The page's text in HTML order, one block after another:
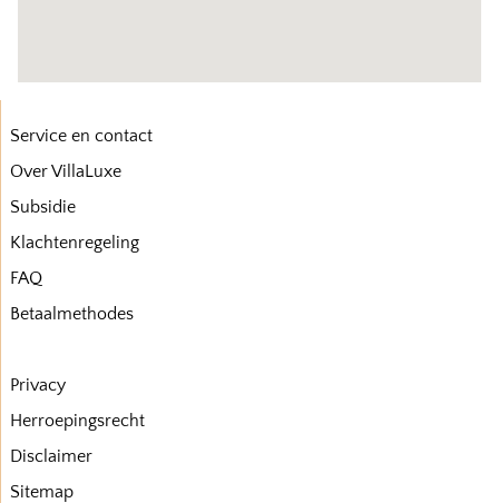
Service en contact
Over VillaLuxe
Subsidie
Klachtenregeling
FAQ
Betaalmethodes
Privacy
Herroepingsrecht
Disclaimer
Sitemap